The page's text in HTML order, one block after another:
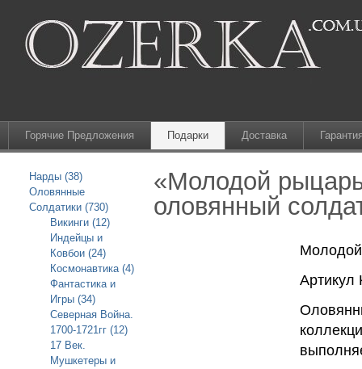
Горячие Предложения Подарки Доставка
Нарды (38)
Оловянные
Солдатики (730)
Викинги (12)
Индейцы и
Ковбои (24)
Космонавтика (4)
Фантастика и
Игры (34)
Северная Война.
1700-1721гг (12)
17 Век.
Мушкетеры и
«Молодой
оловянный
Артикул